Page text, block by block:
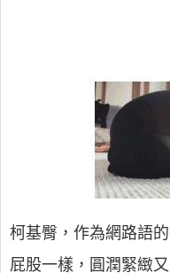
柯基臀，作為網路語
屁股一樣，圓潤緊緻